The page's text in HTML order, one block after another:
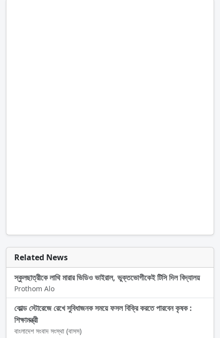
Related News
স্কুলছাত্রীকে লাথি মারার ভিডিও ভাইরাল, ভুক্তভোগীকেই টিসি দিল বিদ্যালয়
Prothom Alo
কোল্ড স্টোরেজে রেখে সুবিধাজনক সময়ে ফসল বিক্রি করতে পারবেন কৃষক :
শিক্ষামন্ত্রী
বাংলাদেশ সংবাদ সংস্থা (বাসস)